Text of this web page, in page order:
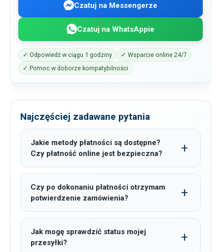
Czatuj na Messengerze
Czatuj na WhatsAppie
✓ Odpowiedź w ciągu 1 godziny
✓ Wsparcie online 24/7
✓ Pomoc w doborze kompatybilności
Najczęściej zadawane pytania
Jakie metody płatności są dostępne?
Czy płatność online jest bezpieczna?
Czy po dokonaniu płatności otrzymam
potwierdzenie zamówienia?
Jak mogę sprawdzić status mojej
przesyłki?